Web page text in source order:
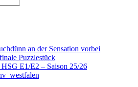
an der Sensation vorbei
Puzzlestück
E1/E2 – Saison 25/26